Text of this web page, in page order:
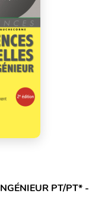
PT/PT* -